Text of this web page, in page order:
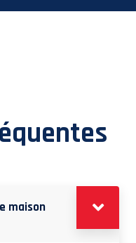
maison